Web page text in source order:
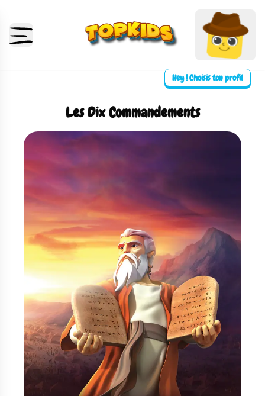
Hey ! Choisis ton profil
Les Dix Commandements